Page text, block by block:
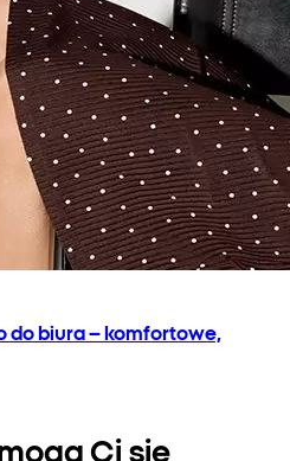
do biura – komfortowe,
Ci się